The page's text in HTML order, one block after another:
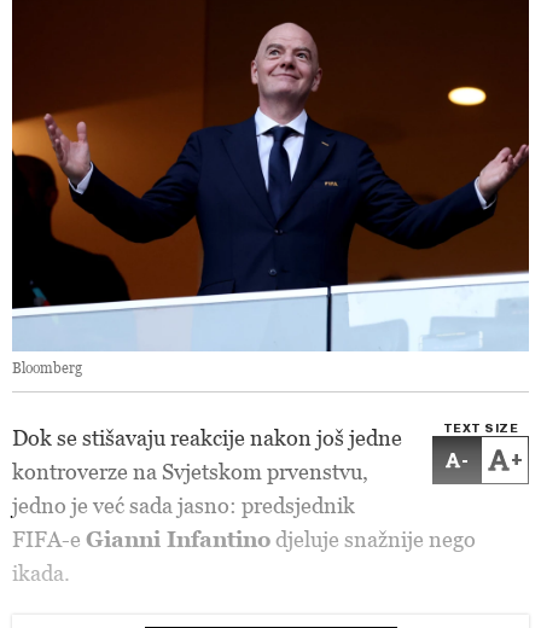
Bloomberg
TEXT SIZE
- +
Dok se stišavaju reakcije nakon još jedne
kontroverze na Svjetskom prvenstvu,
jedno je već sada jasno: predsjednik
FIFA-e Gianni Infantinodjeluje snažnije nego
ikada.